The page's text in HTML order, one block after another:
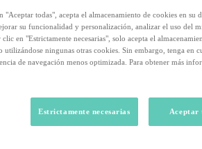
todas", acepta el almacenamiento de cookies en su
su funcionalidad y personalización, analizar el uso del
en "Estrictamente necesarias", solo acepta el
utilizándose ningunas otras cookies. Sin embargo, tenga en
de navegación menos optimizada. Para obtener más
Estrictamente necesarias Aceptar